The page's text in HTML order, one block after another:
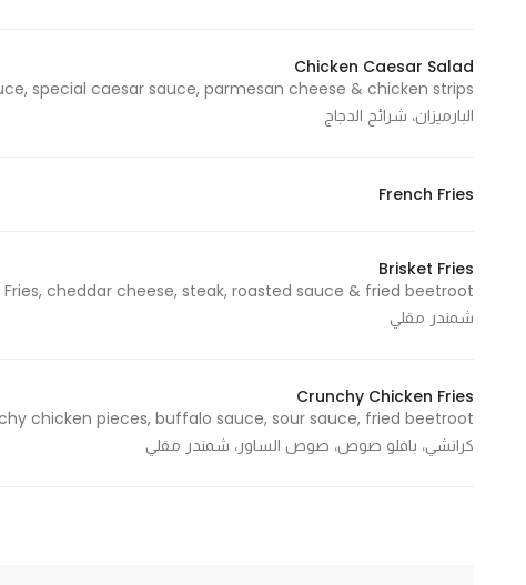
Chicken Caesar Salad
البارميزان، شرائح الدجاج
French Fries
Brisket Fries
شمندر مقلي
Crunchy Chicken Fries
كرانشي، بافلو صوص، صوص الساور، شمندر مقلي